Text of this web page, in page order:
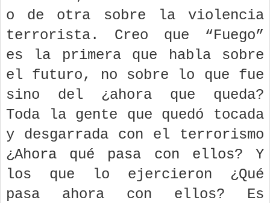
o de otra sobre la violencia
terrorista. Creo que “Fuego”
es la primera que habla sobre
el futuro, no sobre lo que fue
sino del ¿ahora que queda?
Toda la gente que quedó tocada
y desgarrada con el terrorismo
¿Ahora qué pasa con ellos? Y
los que lo ejercieron ¿Qué
pasa ahora con ellos? Es